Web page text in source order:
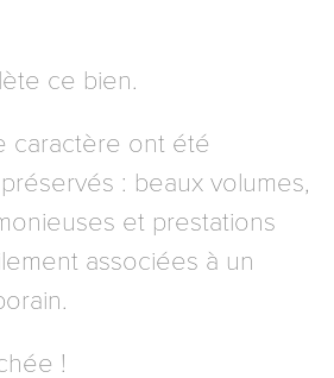
ce bien.
caractère ont été
: beaux volumes,
et prestations
associées à un
!